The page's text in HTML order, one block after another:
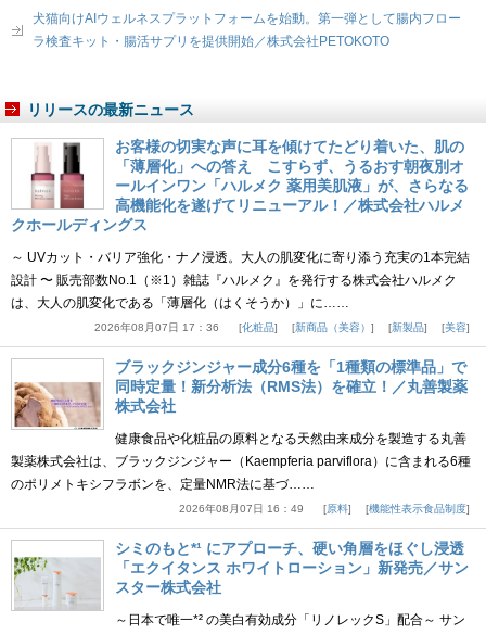
犬猫向けAIウェルネスプラットフォームを始動。第一弾として腸内フロー
ラ検査キット・腸活サプリを提供開始／株式会社PETOKOTO
リリースの最新ニュース
お客様の切実な声に耳を傾けてたどり着いた、肌の
「薄層化」への答え こすらず、うるおす朝夜別オ
ールインワン「ハルメク 薬用美肌液」が、さらなる
高機能化を遂げてリニューアル！／株式会社ハルメ
クホールディングス
～ UVカット・バリア強化・ナノ浸透。大人の肌変化に寄り添う充実の1本完結
設計 〜 販売部数No.1（※1）雑誌『ハルメク』を発行する株式会社ハルメク
は、大人の肌変化である「薄層化（はくそうか）」に……
2026年08月07日 17：36 化粧品 新商品（美容） 新製品 美容
ブラックジンジャー成分6種を「1種類の標準品」で
同時定量！新分析法（RMS法）を確立！／丸善製薬
株式会社
健康食品や化粧品の原料となる天然由来成分を製造する丸善
製薬株式会社は、ブラックジンジャー（Kaempferia parviflora）に含まれる6種
のポリメトキシフラボンを、定量NMR法に基づ……
2026年08月07日 16：49 原料 機能性表示食品制度
シミのもと*¹ にアプローチ、硬い角層をほぐし浸透
「エクイタンス ホワイトローション」新発売／サン
スター株式会社
～日本で唯一*² の美白有効成分「リノレックS」配合～ サン